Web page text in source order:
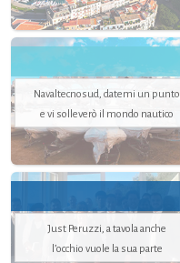
Navaltecnosud, datemi un punto
e vi solleverò il mondo nautico
Just Peruzzi, a tavola anche
l’occhio vuole la sua parte